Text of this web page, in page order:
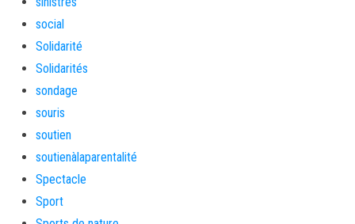
social
Solidarité
Solidarités
sondage
souris
soutien
soutienàlaparentalité
Spectacle
Sport